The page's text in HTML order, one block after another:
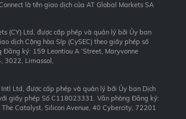
là tên giao dịch của AT Global Markets SA
(CY) Ltd, được cấp phép và quản lý bởi Ủy ban
dịch Cộng hòa Síp (CySEC) theo giấy phép số
Đăng ký: 159 Leontiou A ‘Street, Maryvonne
3022, Limassol,
Ltd, được cấp phép và quản lý bởi Ủy ban Dịch
giấy phép Số C118023331. Văn phòng Đăng ký:
The Catalyst, Silicon Avenue, 40 Cybercity, 72201